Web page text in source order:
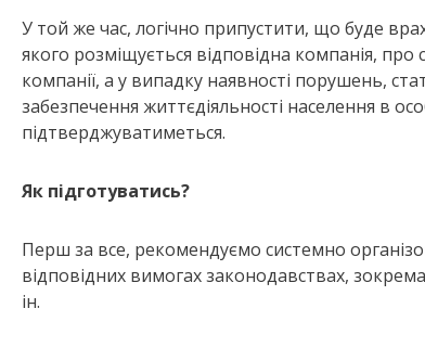
У той же час, логічно припустити, що буде
якого розміщується відповідна компанія, про
компанії, а у випадку наявності порушень,
забезпечення життєдіяльності населення в
підтверджуватиметься.
Як підготуватись?
Перш за все, рекомендуємо системно
відповідних вимогах законодавствах,
ін.